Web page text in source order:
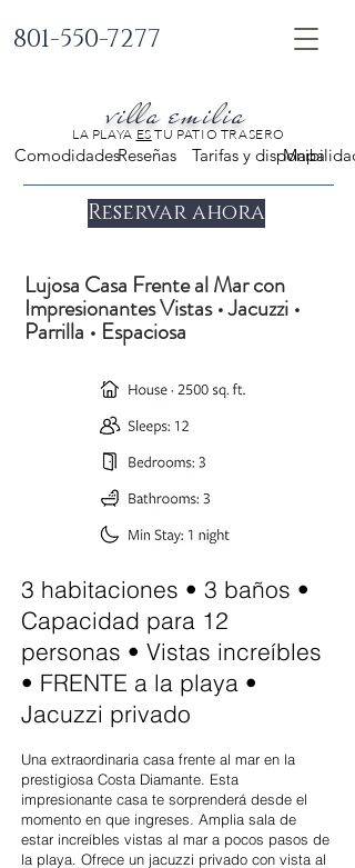
801-550-7277
villa emilia
LA PLAYA ES TU PATIO TRASERO
ComodidadesReseñas Mapa
Tarifas y disponibilidad
Reservar ahora
Lujosa Casa Frente al Mar con
Impresionantes Vistas • Jacuzzi •
Parrilla • Espaciosa
3 habitaciones • 3 baños •
Capacidad para 12
personas • Vistas increíbles
• FRENTE a la playa •
Jacuzzi privado
Una extraordinaria casa frente al mar en la
prestigiosa Costa Diamante. Esta
impresionante casa te sorprenderá desde el
momento en que ingreses. Amplia sala de
estar increíbles vistas al mar a pocos pasos de
la playa. Ofrece un jacuzzi privado con vista al